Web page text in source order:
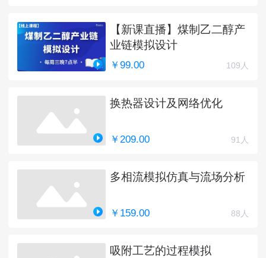
【新课直播】煤制乙二醇产
业链模拟设计
￥99.00 109人
换热器设计及网络优化
￥209.00 91人
多相流模拟仿真与流场分析
￥159.00 88人
吸附工艺的过程模拟